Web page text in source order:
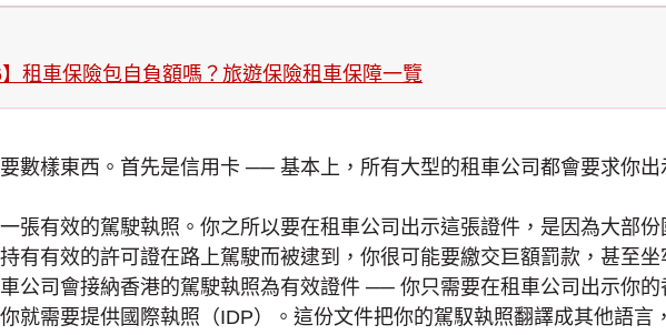
】租車保險包自負額嗎？旅遊保險租車保障一覽
數樣東西。首先是信用卡 ── 基本上，所有大型的租車公司都會要求你
張有效的駕駛執照。你之所以要在租車公司出示這張證件，是因為大部
有有效的許可證在路上駕駛而被逮到，你很可能要繳交巨額罰款，甚至坐
公司會接納香港的駕駛執照為有效證件 ── 你只需要在租車公司出示你
就需要提供國際執照（IDP）。這份文件把你的駕馭執照翻譯成其他語言